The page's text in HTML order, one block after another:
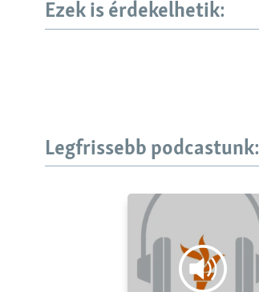
Ezek is érdekelhetik:
Legfrissebb podcastunk: